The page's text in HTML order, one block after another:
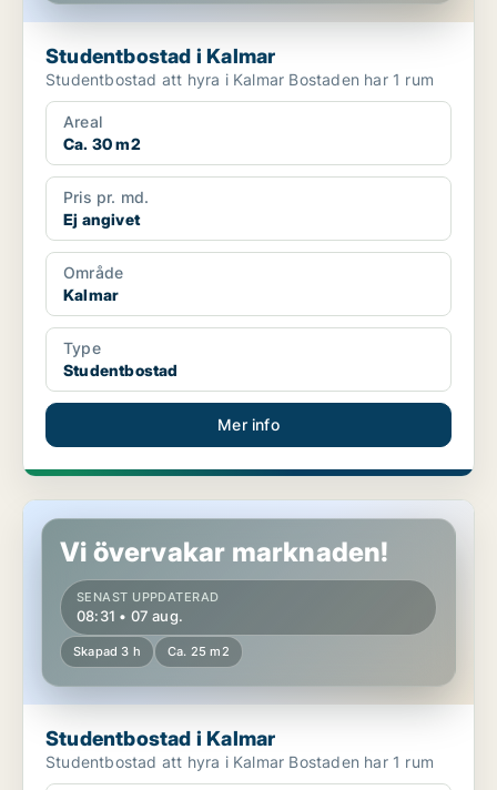
Studentbostad i Kalmar
Studentbostad att hyra i Kalmar Bostaden har 1 rum
Areal
Ca. 30 m2
Pris pr. md.
Ej angivet
Område
Kalmar
Type
Studentbostad
Mer info
Studentbostad i Kalmar
Vi övervakar marknaden!
SENAST UPPDATERAD
08:31 • 07 aug.
Skapad 3 h Ca. 25 m2
Studentbostad i Kalmar
Studentbostad att hyra i Kalmar Bostaden har 1 rum